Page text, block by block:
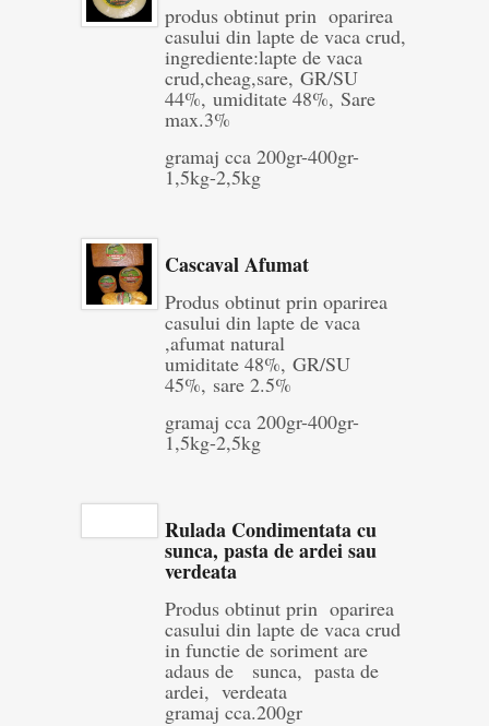
produs obtinut prin oparirea
casului din lapte de vaca crud,
ingrediente:lapte de vaca
crud,cheag,sare, GR/SU
44%, umiditate 48%, Sare
max.3%
gramaj cca 200gr-400gr-
1,5kg-2,5kg
Cascaval Afumat
Produs obtinut prin oparirea
casului din lapte de vaca
,afumat natural
umiditate 48%, GR/SU
45%, sare 2.5%
gramaj cca 200gr-400gr-
1,5kg-2,5kg
Rulada Condimentata cu
sunca, pasta de ardei sau
verdeata
Produs obtinut prin oparirea
casului din lapte de vaca crud
in functie de soriment are
adaus de sunca, pasta de
ardei, verdeata
gramaj cca.200gr